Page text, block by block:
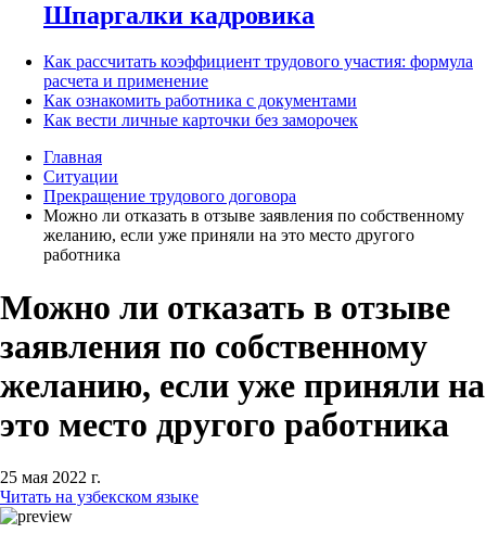
Шпаргалки кадровика
Как рассчитать коэффициент трудового участия: формула
расчета и применение
Как ознакомить работника с документами
Как вести личные карточки без заморочек
Главная
Ситуации
Прекращение трудового договора
Можно ли отказать в отзыве заявления по собственному
желанию, если уже приняли на это место другого
работника
Можно ли отказать в отзыве
заявления по собственному
желанию, если уже приняли на
это место другого работника
25 мая 2022 г.
Читать на узбекском языке